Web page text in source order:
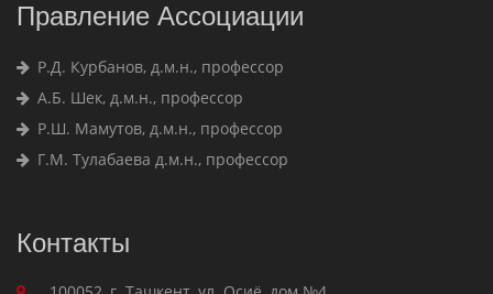
Правление Ассоциации
Р.Д. Курбанов, д.м.н., профессор
А.Б. Шек, д.м.н., профессор
Р.Ш. Мамутов, д.м.н., профессор
Г.М. Тулабаева д.м.н., профессор
Контакты